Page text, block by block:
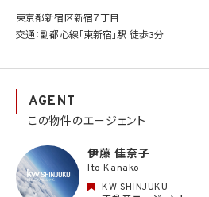
東京都新宿区新宿７丁目
交通：副都心線「東新宿」駅 徒歩3分
AGENT
この物件のエージェント
伊藤 佳奈子
Ito Kanako
KW SHINJUKU